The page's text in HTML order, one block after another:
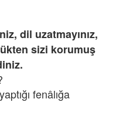
dil uzatmayınız,
sizi korumuş
fenâlığa